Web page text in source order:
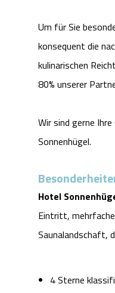
Um für Sie
konsequent die
kulinarischen
80% unserer
Wir sind gerne
Sonnenhügel.
Hotel
Eintritt,
Saunalandschaft,
4 Sterne